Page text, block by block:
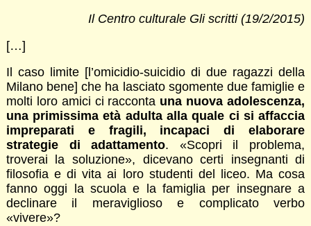
Il Centro culturale Gli scritti (19/2/2015)
[…]
Il caso limite [l’omicidio-suicidio di due ragazzi della
Milano bene] che ha lasciato sgomente due famiglie e
molti loro amici ci racconta una nuova adolescenza,
una primissima età adulta alla quale ci si affaccia
impreparati e fragili, incapaci di elaborare
strategie di adattamento. «Scopri il problema,
troverai la soluzione», dicevano certi insegnanti di
filosofia e di vita ai loro studenti del liceo. Ma cosa
fanno oggi la scuola e la famiglia per insegnare a
declinare il meraviglioso e complicato verbo
«vivere»?